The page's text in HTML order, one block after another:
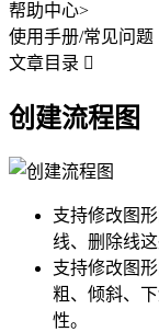
帮助中心>
使用手册/常见问题
文章目录 
创建流程图
支持修改图
线、删除线这
支持修改图
粗、倾斜、
性。